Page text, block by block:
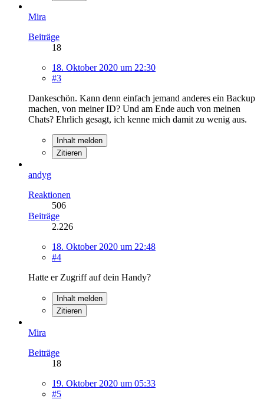
Mira
Beiträge
18
18. Oktober 2020 um 22:30
#3
Dankeschön. Kann denn einfach jemand anderes ein Backup
machen, von meiner ID? Und am Ende auch von meinen
Chats? Ehrlich gesagt, ich kenne mich damit zu wenig aus.
Inhalt melden
Zitieren
andyg
Reaktionen
506
Beiträge
2.226
18. Oktober 2020 um 22:48
#4
Hatte er Zugriff auf dein Handy?
Inhalt melden
Zitieren
Mira
Beiträge
18
19. Oktober 2020 um 05:33
#5